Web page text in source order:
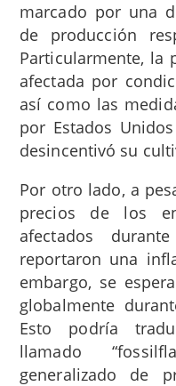
marcado por una
de producción
Particularmente, la
afectada por
así como las
por Estados
desincentivó su
Por otro lado, a
precios de los
afectados
reportaron una
embargo, se
globalmente
Esto podría
llamado
generalizado de